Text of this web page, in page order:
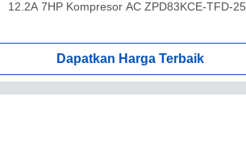
12.2A 7HP Kompresor AC ZPD83KCE-TFD-
Dapatkan Harga Terbaik